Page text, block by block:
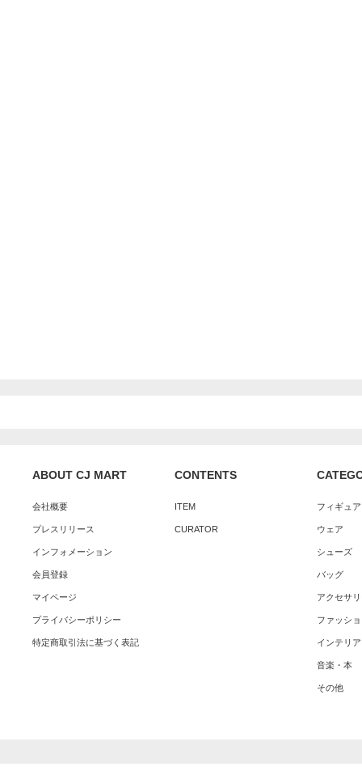
ABOUT CJ MART
会社概要
プレスリリース
インフォメーション
会員登録
マイページ
プライバシーポリシー
特定商取引法に基づく表記
CONTENTS
ITEM
CURATOR
フィギュ
ウェア
シューズ
バッグ
アクセサ
ファッシ
インテリア
音楽・本
その他